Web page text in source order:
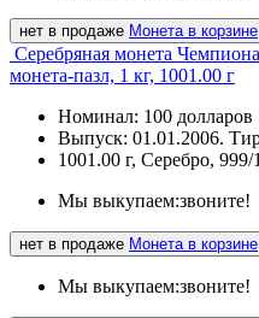
нет в продаже Монета в корзине
Серебряная монета
монета-пазл, 1 кг, 1001.00 г
Номинал: 100 долларов
Выпуск: 01.01.2006.
1001.00 г, Серебро, 999/
Мы выкупаем:звоните!
нет в продаже Монета в корзине
Мы выкупаем:звоните!